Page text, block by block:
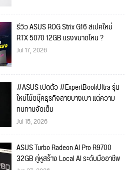
รีวิว ASUS ROG Strix G16 สเปคใหม่
RTX 5070 12GB แรงขนาดไหน ?
Jul 17, 2026
#ASUS เปิดตัว #ExpertBookUltra รุ่น
ใหม่โน้ตบุ๊คธุรกิจสายบางเบา แต่ความ
ทนทานจัดเต็ม
Jul 15, 2026
ASUS Turbo Radeon AI Pro R9700
32GB คู่หูสร้าง Local AI ระดับมืออาชีพ